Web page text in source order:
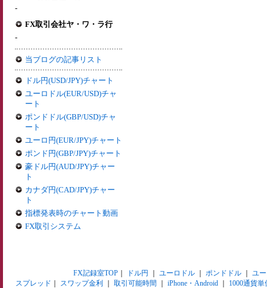
-
FX取引会社ヤ・ワ・ラ行
-
当ブログの記事リスト
ドル円(USD/JPY)チャート
ユーロドル(EUR/USD)チャ
ート
ポンドドル(GBP/USD)チャ
ート
ユーロ円(EUR/JPY)チャート
ポンド円(GBP/JPY)チャート
豪ドル円(AUD/JPY)チャー
ト
カナダ円(CAD/JPY)チャー
ト
指標発表時のチャート動画
FX取引システム
FX記録室TOP｜ ドル円 ユーロドル｜ ポンドドル｜ ユ
スプレッド
スワップ金利 取引可能時間 iPhone・Android 1000通貨単